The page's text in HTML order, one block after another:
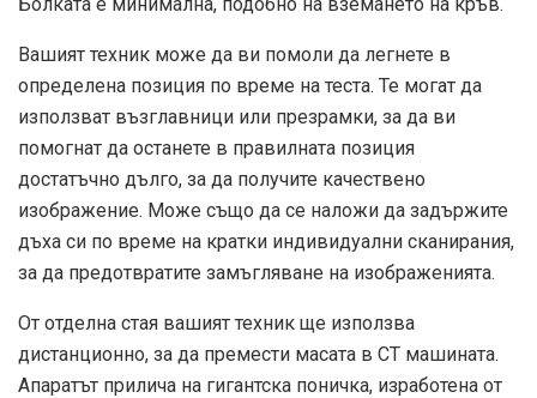
Вашият техник може да ви помоли да легнете в
определена позиция по време на теста. Те могат да
използват възглавници или презрамки, за да ви
помогнат да останете в правилната позиция
достатъчно дълго, за да получите качествено
изображение. Може също да се наложи да задържите
дъха си по време на кратки индивидуални сканирания,
за да предотвратите замъгляване на изображенията.
От отделна стая вашият техник ще използва
дистанционно, за да премести масата в CT машината.
Апаратът прилича на гигантска поничка, изработена от